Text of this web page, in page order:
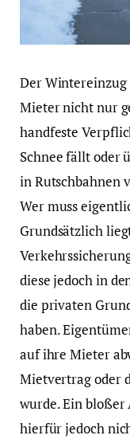
Der
Mieter nicht nur
handfeste
Schnee fällt oder
in Rutschbahnen
Wer muss
Grundsätzlich
diese jedoch in
die privaten
haben.
auf ihre Mieter
Mietvertrag oder
wurde. Ein
hierfür jedoch